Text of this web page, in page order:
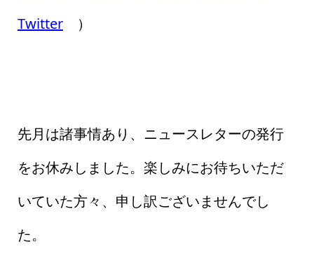
Twitter）
先月は諸事情あり、ニュースレターの発行
をお休みしました。楽しみにお待ちいただ
いていた方々、申し訳ございませんでし
た。